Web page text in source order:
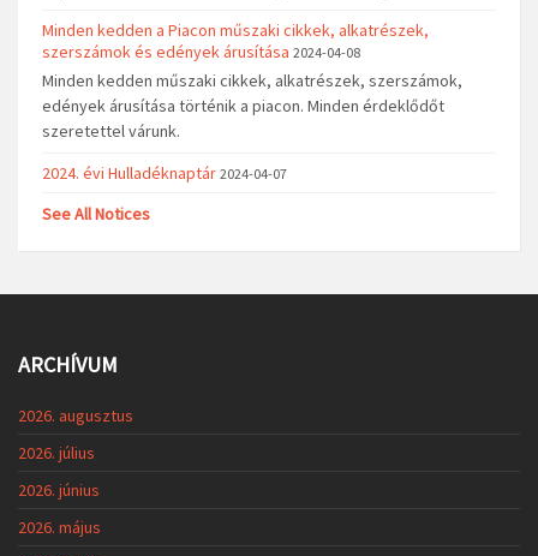
Minden kedden a Piacon műszaki cikkek, alkatrészek,
szerszámok és edények árusítása 2024-04-08
Minden kedden műszaki cikkek, alkatrészek, szerszámok,
edények árusítása történik a piacon. Minden érdeklődőt
szeretettel várunk.
2024. évi Hulladéknaptár 2024-04-07
See All Notices
ARCHÍVUM
2026. augusztus
2026. július
2026. június
2026. május